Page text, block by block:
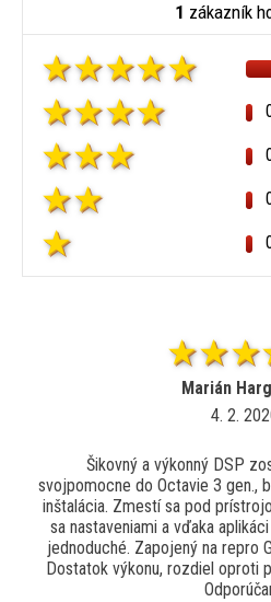
1 zákazník
Marián
4. 2.
Šikovný a výkonný DSP
svojpomocne do Octavie 3 gen.,
inštalácia. Zmestí sa pod
sa nastaveniami a vďaka
jednoduché. Zapojený na repro
Dostatok výkonu, rozdiel oproti